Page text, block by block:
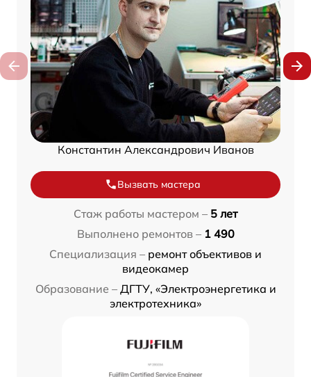
Константин Александрович Иванов
Вызвать мастера
Стаж работы мастером – 5 лет
Выполнено ремонтов – 1 490
Специализация – ремонт объективов и
видеокамер
Образование – ДГТУ, «Электроэнергетика и
электротехника»